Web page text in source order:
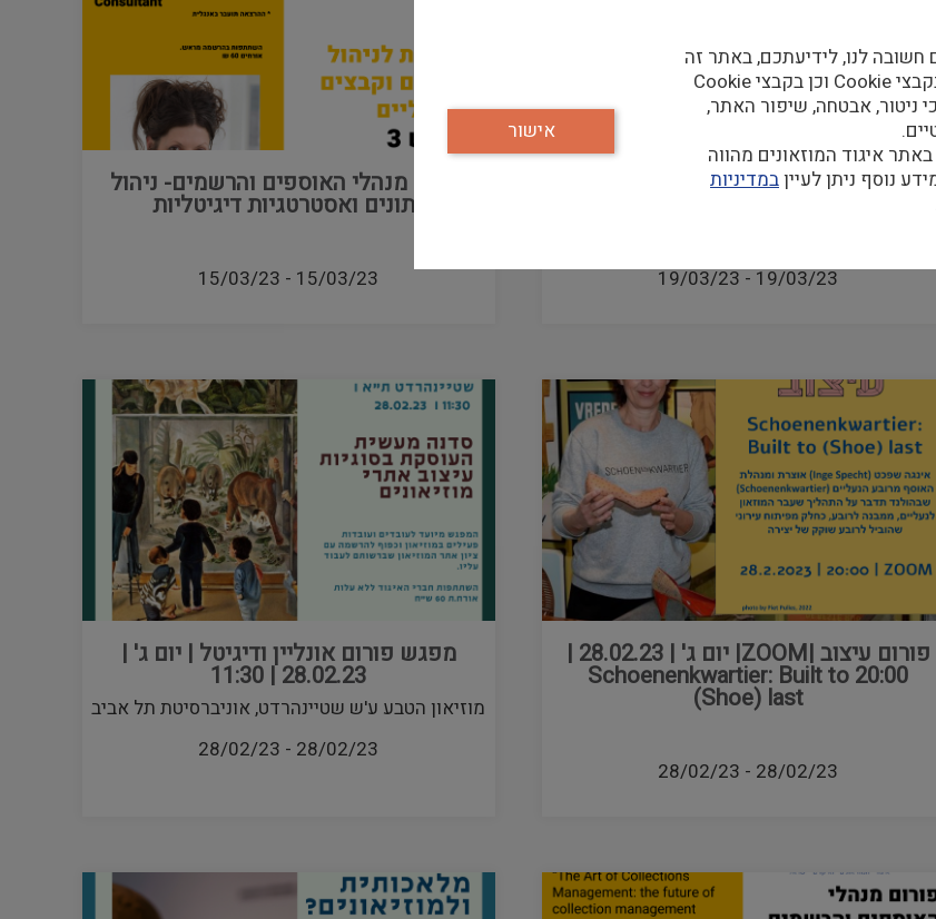
פורום נגישות- תרבות לכל- הנגשת
19/03/23
-
19/03/23
פורום מנהלי האוספים והרשמים- ניהול
נתונים ואסטרטגיות דיגיטליות
15/03/23
-
15/03/23
פורום עיצוב |ZOOM| יום ג' | 28.02.23 |
20:00 Schoenenkwartier: Built to
(Shoe) last
28/02/23
-
28/02/23
מפגש פורום אונליין ודיגיטל | יום ג' |
28.02.23 | 11:30
מוזיאון הטבע ע'ש שטיינהרדט, אוניברסיטת תל אביב
28/02/23
-
28/02/23
לנו, לידיעתכם, באתר זה
נעשה שימוש בקבצי Cookie וכן בקבצי Cookie
ניטור, אבטחה, שיפור האתר,
איגוד המוזאונים מהווה
נוסף ניתן לעייןבמדיניות
אישור